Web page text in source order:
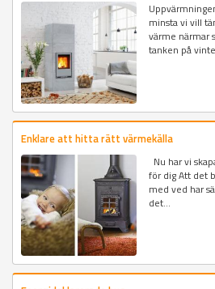
minsta vi vill
värme närmar
tanken på
Enklare att hitta rätt värmekälla
Nu har vi
för dig Att det
med ved har
det...